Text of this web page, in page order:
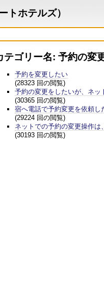
トホテルズ）
テゴリー名: 予約の変
予約を変更したい
(28323 回の閲覧)
予約の変更をしたいが、ネッ
(30365 回の閲覧)
宿へ電話で予約変更を依頼
(29224 回の閲覧)
ネットでの予約の変更操作は
(30193 回の閲覧)